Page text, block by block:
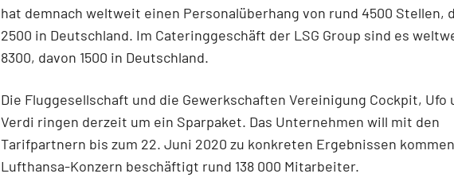
hat demnach weltweit einen Personalüberhang von rund 4500 Stellen,
2500 in Deutschland. Im Cateringgeschäft der LSG Group sind es
8300, davon 1500 in Deutschland.
Die Fluggesellschaft und die Gewerkschaften Vereinigung Cockpit, Ufo
Verdi ringen derzeit um ein Sparpaket. Das Unternehmen will mit den
Tarifpartnern bis zum 22. Juni 2020 zu konkreten Ergebnissen
Lufthansa-Konzern beschäftigt rund 138 000 Mitarbeiter.